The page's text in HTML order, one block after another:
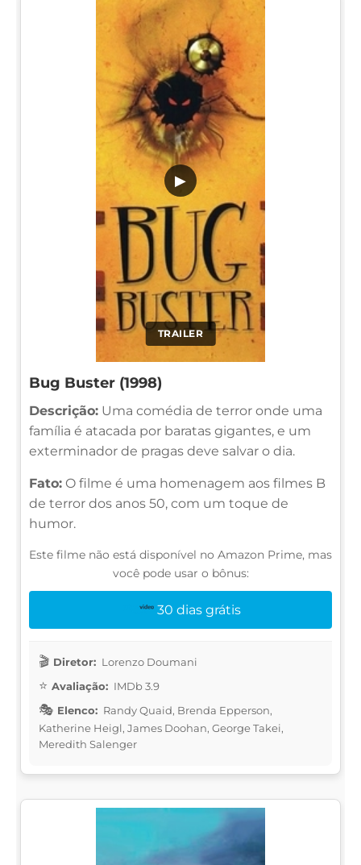
TRAILER
▶
Bug Buster (1998)
Descrição: Uma comédia de terror onde uma
família é atacada por baratas gigantes, e um
exterminador de pragas deve salvar o dia.
Fato: O filme é uma homenagem aos filmes B
de terror dos anos 50, com um toque de
humor.
Este filme não está disponível no Amazon Prime, mas
você pode usar o bônus:
30 dias grátis
Diretor: Lorenzo Doumani
Avaliação: IMDb 3.9
Elenco: Randy Quaid, Brenda Epperson,
Katherine Heigl, James Doohan, George Takei,
Meredith Salenger